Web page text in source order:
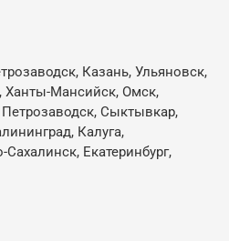
Казань, Ульяновск,
Ханты-Мансийск, Омск,
Сыктывкар,
Калуга,
Екатеринбург,